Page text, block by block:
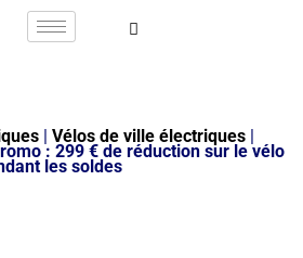
| Vélos de ville électriques |
: 299 € de réduction sur le vélo
les soldes